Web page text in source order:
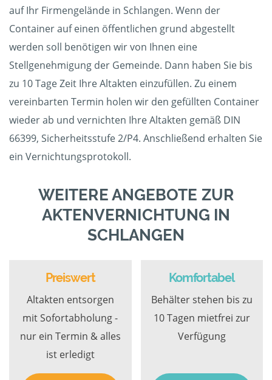
auf Ihr Firmengelände in Schlangen. Wenn der
Container auf einen öffentlichen grund abgestellt
werden soll benötigen wir von Ihnen eine
Stellgenehmigung der Gemeinde. Dann haben Sie bis
zu 10 Tage Zeit Ihre Altakten einzufüllen. Zu einem
vereinbarten Termin holen wir den gefüllten Container
wieder ab und vernichten Ihre Altakten gemäß DIN
66399, Sicherheitsstufe 2/P4. Anschließend erhalten Sie
ein Vernichtungsprotokoll.
WEITERE ANGEBOTE ZUR
AKTENVERNICHTUNG IN
SCHLANGEN
Preiswert
Altakten entsorgen
mit Sofortabholung -
nur ein Termin & alles
ist erledigt
Komfortabel
Behälter stehen bis zu
10 Tagen mietfrei zur
Verfügung